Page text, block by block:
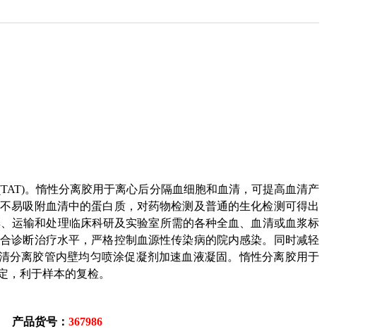
。惰性分离胶用于离心后分隔血细胞和血清，可提高血清产
易吸附血清中的蛋白质，对药物检测及普通的生化检测可得出
运输和处理临床科研及实验室所需的各种全血、血清或血浆标
诊断治疗水平，严格控制血源性传染病的院内感染。同时减轻
分离胶管内壁均匀喷涂促凝剂加速血液凝固。惰性分离胶用于
利于样本的复检。
品货号： 367986